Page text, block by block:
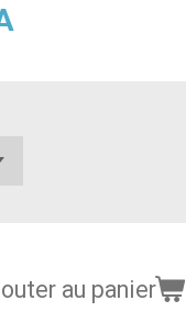
au panier